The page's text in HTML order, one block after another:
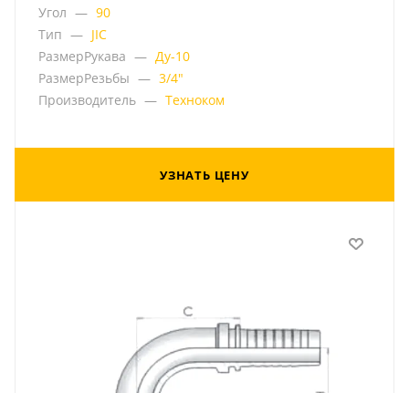
Угол — 90
Тип — JIC
РазмерРукава — Ду-10
РазмерРезьбы — 3/4"
Производитель — Техноком
УЗНАТЬ ЦЕНУ